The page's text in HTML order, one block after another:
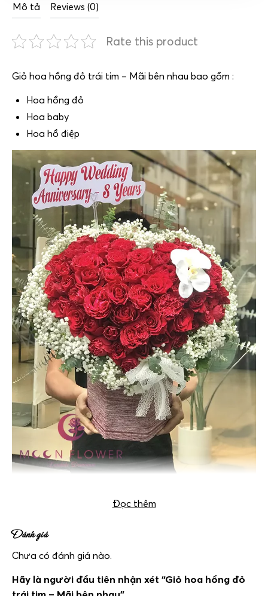
Mô tả Reviews (0)
Rate this product
Giỏ hoa hồng đỏ trái tim – Mãi bên nhau bao gồm :
Hoa hồng đỏ
Hoa baby
Hoa hồ điệp
Đọc thêm
Đánh giá
Chưa có đánh giá nào.
Hãy là người đầu tiên nhận xét “Giỏ hoa hồng đỏ